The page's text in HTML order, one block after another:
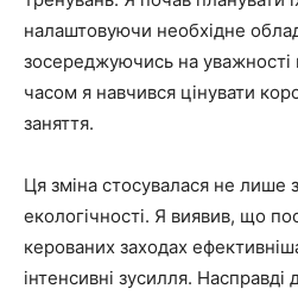
налаштовуючи необхідне
зосереджуючись на уважності
часом я навчився цінувати
заняття.
Ця зміна стосувалася не лише
екологічності. Я виявив, що
керованих заходах
інтенсивні зусилля.